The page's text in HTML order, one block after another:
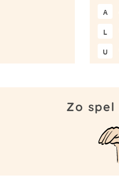
A
L
U
Zo